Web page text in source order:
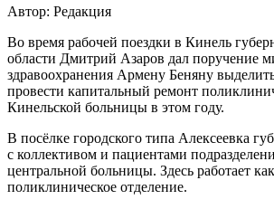
Автор: Редакция
Во время рабочей поездки в Кинель
области Дмитрий Азаров дал поручение
здравоохранения Армену Беняну
провести капитальный ремонт
Кинельской больницы в этом году.
В посёлке городского типа Алексеевка
с коллективом и пациентами
центральной больницы. Здесь работает
поликлиническое отделение.